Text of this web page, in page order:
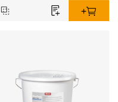
gerei.